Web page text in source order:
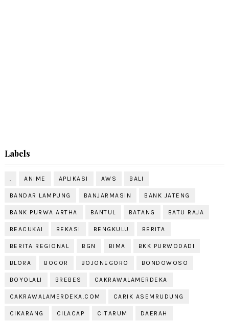
Labels
ANIME APLIKASI AWS BALI
BANDAR LAMPUNG BANJARMASIN BANK JATENG
BANK PURWA ARTHA BANTUL BATANG BATU RAJA
BEACUKAI BEKASI BENGKULU BERITA
BERITA REGIONAL BGN BIMA BKK PURWODADI
BLORA BOGOR BOJONEGORO BONDOWOSO
BOYOLALI BREBES CAKRAWALAMERDEKA
CAKRAWALAMERDEKA.COM CARIK ASEMRUDUNG
CIKARANG CILACAP CITARUM DAERAH